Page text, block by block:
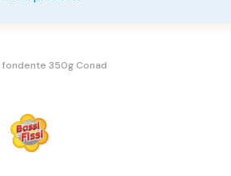
350g Conad